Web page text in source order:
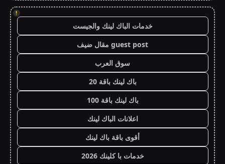
!
خدمات الباك لينك والجيست
guest post مقال ضيف
سوق العرب
باك لينك باقة 20
باك لينك باقة 100
اعلانات الباك لينك
أقوى باقة باك لينك
خدمات با كلينك 2026